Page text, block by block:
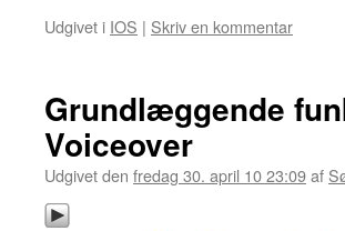
Udgivet i IOS | Skriv en kommentar
Grundlæggende
Voiceover
Udgivet den fredag 30. april 10 23:09af